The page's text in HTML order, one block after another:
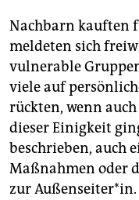
Nachbarn kauften
meldeten sich
vulnerable
viele auf
rückten, wenn
dieser Einigkeit
beschrieben, auch
Maßnahmen oder
zur